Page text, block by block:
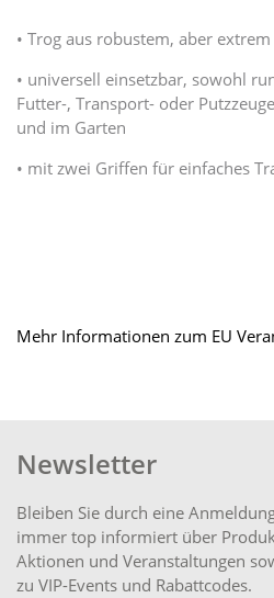
• Trog aus robustem, aber
• universell einsetzbar, sowohl
Futter-, Transport- oder
und im Garten
• mit zwei Griffen für einfaches
Mehr Informationen zum EU
Newsletter
Bleiben Sie durch eine
immer top informiert über
Aktionen und Veranstaltungen
zu VIP-Events und Rabattcodes.